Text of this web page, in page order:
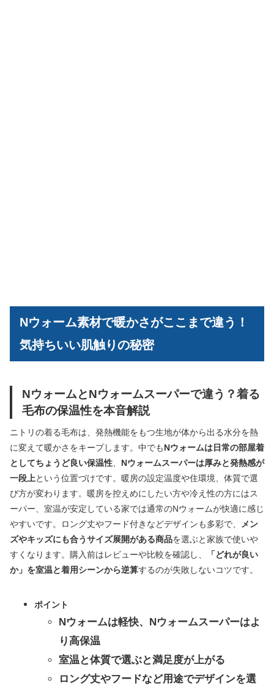
Nウォーム素材で暖かさがここまで違う！
気持ちいい肌触りの秘密
NウォームとNウォームスーパーで違う？着る
毛布の保温性を本音解説
ニトリの着る毛布は、発熱機能をもつ生地が体から出る水分を熱
に変えて暖かさをキープします。中でもNウォームは日常の部屋着
としてちょうど良い保温性、 Nウォームスーパーは厚みと発熱感が
一段上という位置づけです。暖房の設定温度や住環境、体質で選
び方が変わります。暖房を控えめにしたい方や冷え性の方にはス
ーパー、室温が安定している家では通常のNウォームが快適に感じ
やすいです。ロング丈やフード付きなどデザインも多彩で、 メン
ズやキッズにも合うサイズ展開がある商品を選ぶと家族で使いや
すくなります。購入前はレビューや比較を確認し、
「どれが良い
か」を室温と着用シーンから逆算するのが失敗しないコツです。
ポイント
Nウォームは軽快、Nウォームスーパーはよ
り高保温
室温と体質で選ぶと満足度が上がる
ロング丈やフードなど用途でデザインを選